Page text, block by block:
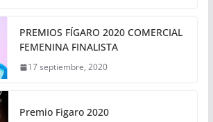
PREMIOS FÍGARO 2020 COMERCIAL
FEMENINA FINALISTA
17 septiembre, 2020
Premio Figaro 2020